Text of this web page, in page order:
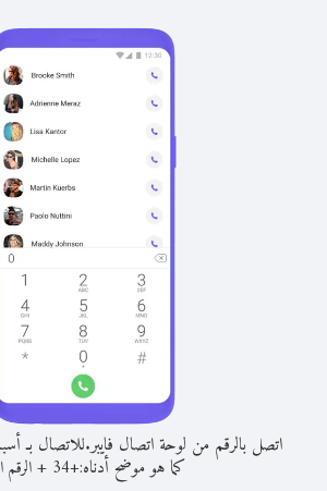
اتصل بالرقم من لوحة اتصال فايبر.للاتصال بـ
كما هو موضح أدناه:+
34
+الرقم